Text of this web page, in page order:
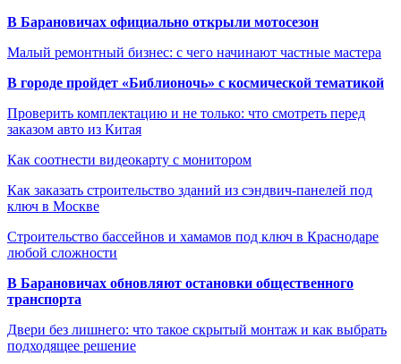
В Барановичах официально открыли мотосезон
Малый ремонтный бизнес: с чего начинают частные мастера
В городе пройдет «Библионочь» с космической тематикой
Проверить комплектацию и не только: что смотреть перед
заказом авто из Китая
Как соотнести видеокарту с монитором
Как заказать строительство зданий из сэндвич-панелей под
ключ в Москве
Строительство бассейнов и хамамов под ключ в Краснодаре
любой сложности
В Барановичах обновляют остановки общественного
транспорта
Двери без лишнего: что такое скрытый монтаж и как выбрать
подходящее решение